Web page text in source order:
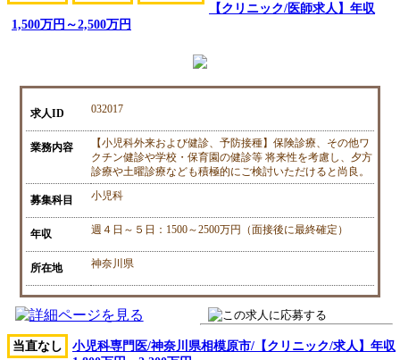
【クリニック/医師求人】年収
1,500万円～2,500万円
求人ID 032017
業務内容
【小児科外来および健診、予防接種】保険診療、その他ワ
クチン健診や学校・保育園の健診等 将来性を考慮し、夕方
診療や土曜診療なども積極的にご検討いただけると尚良。
募集科目 小児科
年収 週４日～５日：1500～2500万円（面接後に最終確定）
所在地 神奈川県
当直なし
小児科専門医/神奈川県相模原市/【クリニック/求人】年収